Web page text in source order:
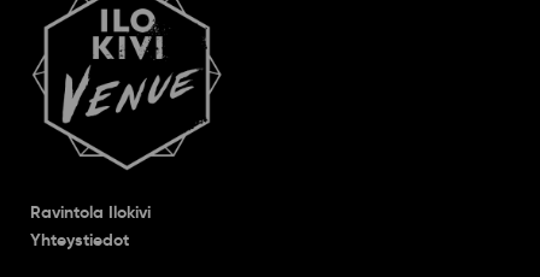
Ravintola Ilokivi
Yhteystiedot